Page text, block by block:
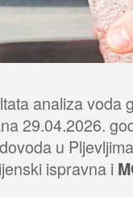
analiza voda
29.04.2026.
u
ispravna i